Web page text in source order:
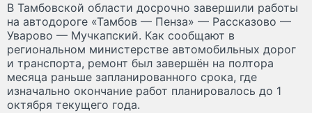
В Тамбовской области досрочно завершили работы
на автодороге «Тамбов — Пенза» — Рассказово —
Уварово — Мучкапский. Как сообщают в
региональном министерстве автомобильных дорог
и транспорта, ремонт был завершён на полтора
месяца раньше запланированного срока, где
изначально окончание работ планировалось до 1
октября текущего года.